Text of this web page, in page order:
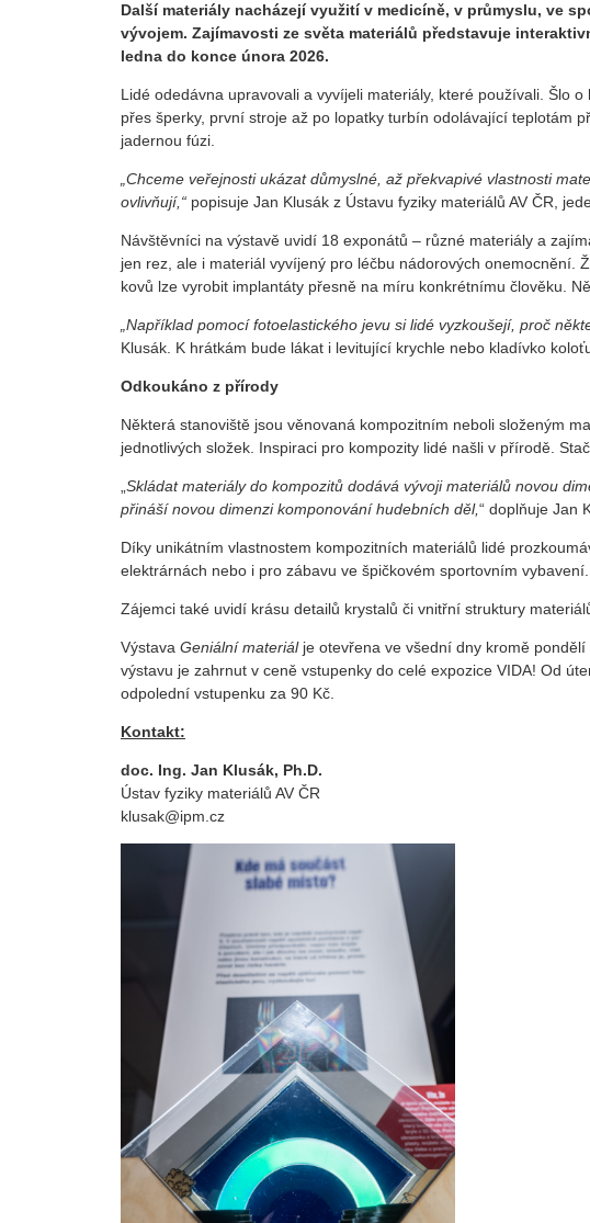
Další materiály nacházejí využití v medicíně, v průmyslu, ve
vývojem. Zajímavosti ze světa materiálů představuje
ledna do konce února 2026.
Lidé odedávna upravovali a vyvíjeli materiály, které používali. Šlo
přes šperky, první stroje až po lopatky turbín odolávající teplotám
jadernou fúzi.
„Chceme veřejnosti ukázat důmyslné, až překvapivé vlastnosti
ovlivňují,“ popisuje Jan Klusák z Ústavu fyziky materiálů AV ČR,
Návštěvníci na výstavě uvidí 18 exponátů – různé materiály a
jen rez, ale i materiál vyvíjený pro léčbu nádorových onemocnění.
kovů lze vyrobit implantáty přesně na míru konkrétnímu člověku.
„Například pomocí fotoelastického jevu si lidé vyzkoušejí, proč
Klusák. K hrátkám bude lákat i levitující krychle nebo kladívko
Odkoukáno z přírody
Některá stanoviště jsou věnovaná kompozitním neboli složeným
jednotlivých složek. Inspiraci pro kompozity lidé našli v přírodě.
„Skládat materiály do kompozitů dodává vývoji materiálů novou
přináší novou dimenzi komponování hudebních děl,“ doplňuje Jan
Díky unikátním vlastnostem kompozitních materiálů lidé
elektrárnách nebo i pro zábavu ve špičkovém sportovním vybavení.
Zájemci také uvidí krásu detailů krystalů či vnitřní struktury
Výstava Geniální materiálje otevřena ve všední dny kromě
výstavu je zahrnut v ceně vstupenky do celé expozice VIDA! Od
odpolední vstupenku za 90 Kč.
Kontakt:
doc. Ing. Jan Klusák, Ph.D.
Ústav fyziky materiálů AV ČR
klusak@ipm.cz